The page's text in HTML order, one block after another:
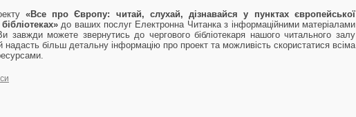
«Все про Європу: читай, слухай, дізнавайся у пунктах європейської
до ваших послуг Електронна Читанка з інформаційними матеріалами
завжди можете звернутись до чергового бібліотекаря нашого читального залу
надасть більш детальну інформацію про проект та можливість скористатися всіма